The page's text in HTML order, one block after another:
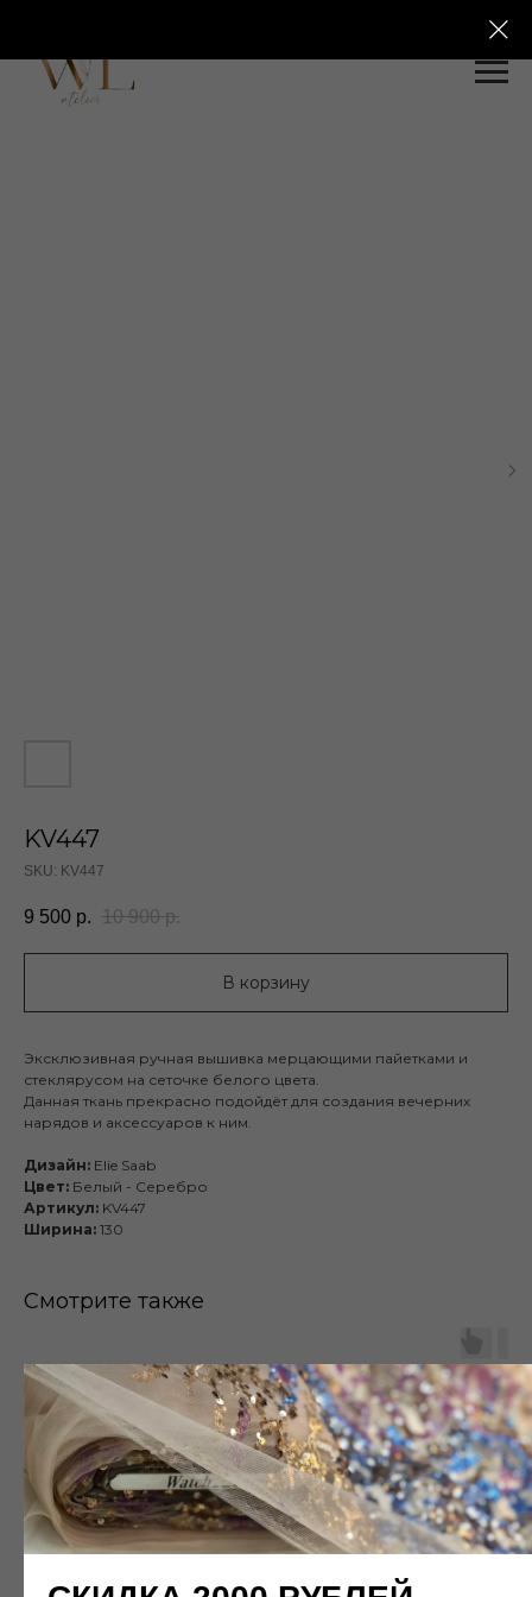
KV447
SKU: KV447
9 500 р. 10 900 р.
В корзину
Эксклюзивная ручная вышивка мерцающими пайетками и
стеклярусом на сеточке белого цвета.
Данная ткань прекрасно подойдёт для создания вечерних
нарядов и аксессуаров к ним.
Дизайн: Elie Saab
Цвет: Белый - Серебро
Артикул: KV447
Ширина: 130
Смотрите также
Каталог Готовые изделия О нас
Публичная оферта